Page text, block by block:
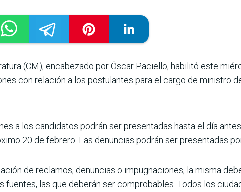
(CM), encabezado por Óscar Paciello, habilitó este
con relación a los postulantes para el cargo de ministro
a los candidatos podrán ser presentadas hasta el día
20 de febrero. Las denuncias podrán ser presentadas
de reclamos, denuncias o impugnaciones, la misma
fuentes, las que deberán ser comprobables. Todos los